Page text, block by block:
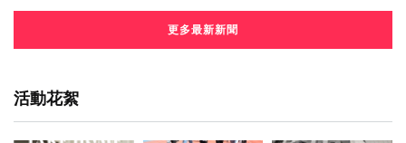
更多最新新聞
活動花絮